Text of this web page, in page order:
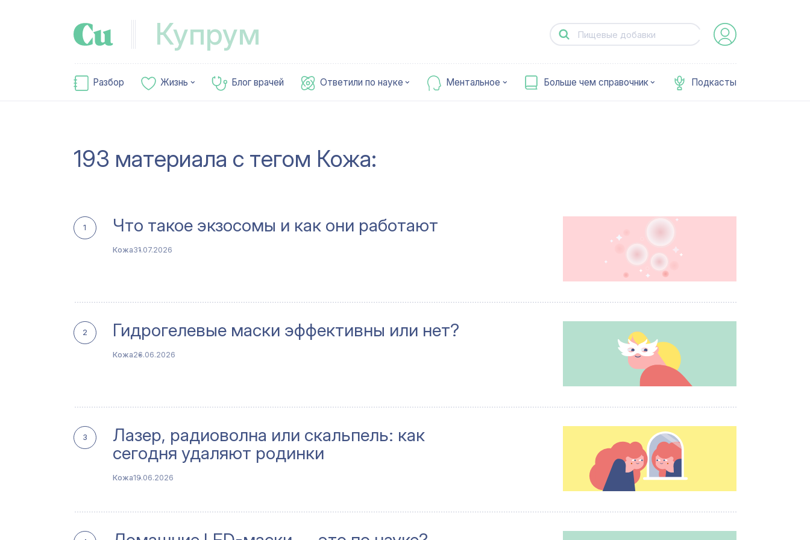
Купрум
Разбор Жизнь Блог врачей Ответили по науке Ментальное Больше чем справочник Подкасты
193 материала с тегом Кожа:
1 Что такое экзосомы и как они работают
Кожа31.07.2026
2 Гидрогелевые маски эффективны или нет?
Кожа26.06.2026
3
Лазер, радиоволна или скальпель: как
сегодня удаляют родинки
Кожа19.06.2026